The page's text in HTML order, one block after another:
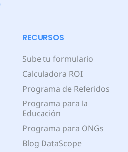
RECURSOS
Sube tu formulario
Calculadora ROI
Programa de Referidos
Programa para la
Educación
Programa para ONGs
Blog DataScope